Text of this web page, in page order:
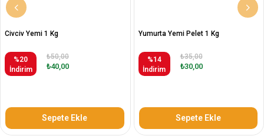
Civciv Yemi 1 Kg
%20
İndirim
₺40,00
₺50,00
Sepete Ekle
Yumurta Yemi Pelet 1 Kg
%14
İndirim
₺30,00
₺35,00
Sepete Ekle